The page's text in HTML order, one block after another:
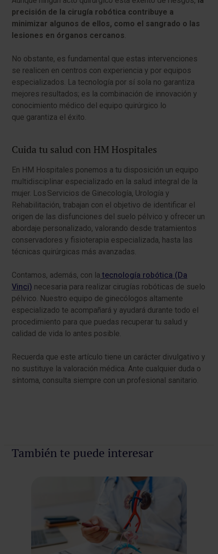
precisión de la cirugía robótica contribuye a
minimizar algunos de ellos, como el sangrado o las
lesiones en órganos cercanos
No obstante, es fundamental que estas intervenciones
se realicen en centros con experiencia y por equipos
especializados. La tecnología por sí sola no garantiza
mejores resultados; es la combinación de innovación y
conocimiento médico del equipo quirúrgico lo
que garantiza el éxito.
Cuida tu salud con HM Hospitales
En HM Hospitales ponemos a tu disposición un equipo
multidisciplinar especializado en la salud integral de la
mujer. Los Servicios de Ginecología, Urología y
Rehabilitación, trabajan con el objetivo de identificar el
origen de las disfunciones del suelo pélvico y ofrecer un
abordaje personalizado, valorando desde tratamientos
conservadores y fisioterapia especializada, hasta las
técnicas quirúrgicas más avanzadas.
Contamos, además, con la tecnología robótica (Da
Vinci) necesaria para realizar cirugías robóticas de suelo
pélvico. Nuestro equipo de ginecólogos altamente
especializado te acompañará y ayudará durante todo el
procedimiento para que puedas recuperar tu salud y
calidad de vida lo antes posible.
Recuerda que este artículo tiene un carácter divulgativo y
no sustituye la valoración médica. Ante cualquier duda o
síntoma, consulta siempre con un profesional sanitario.
También te puede interesar